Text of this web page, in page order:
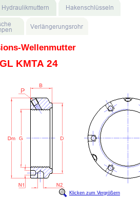
Wellenmutter
KMTA 24
Klicken zum Vergrößern